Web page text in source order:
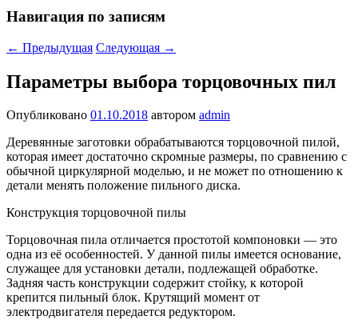
Навигация по записям
← Предыдущая Следующая →
Параметры выбора торцовочных пил
Опубликовано 01.10.2018 автором admin
Деревянные заготовки обрабатываются торцовочной пилой,
которая имеет достаточно скромные размеры, по сравнению с
обычной циркулярной моделью, и не может по отношению к
детали менять положение пильного диска.
Конструкция торцовочной пилы
Торцовочная пила отличается простотой компоновки — это
одна из её особенностей. У данной пилы имеется основание,
служащее для установки детали, подлежащей обработке.
Задняя часть конструкции содержит стойку, к которой
крепится пильный блок. Крутящий момент от
электродвигателя передается редуктором.